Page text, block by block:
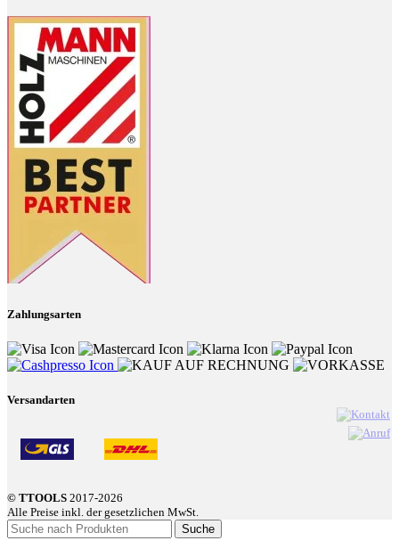
Zahlungsarten
Versandarten
© TTOOLS 2017-2026
Alle Preise inkl. der gesetzlichen MwSt.
Suche